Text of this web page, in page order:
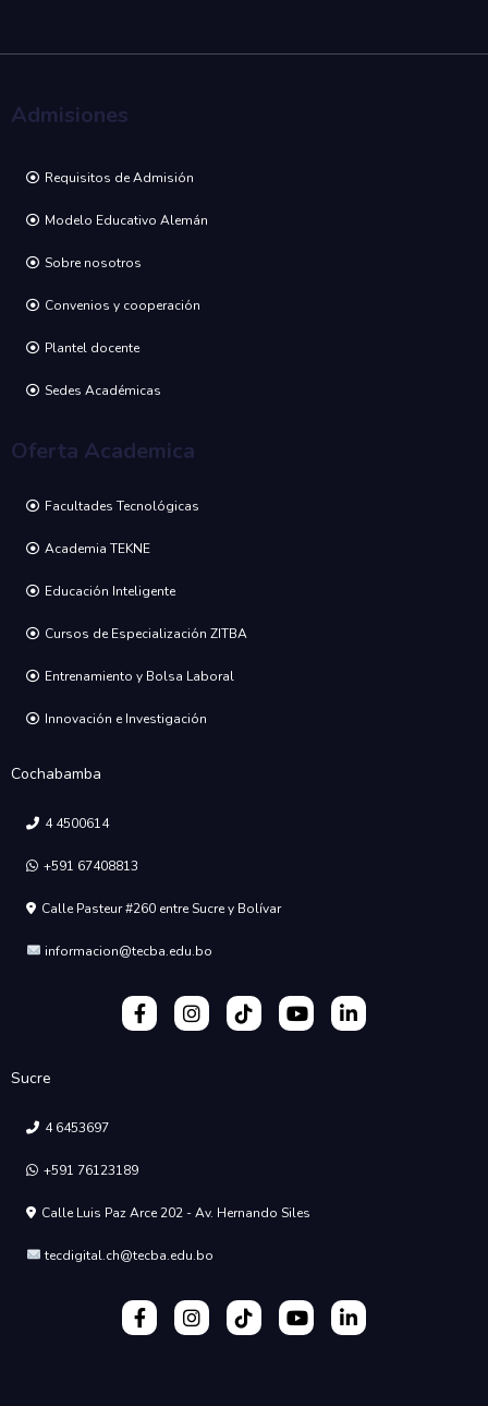
Admisiones
Requisitos de Admisión
Modelo Educativo Alemán
Sobre nosotros
Convenios y cooperación
Plantel docente
Sedes Académicas
Oferta Academica
Facultades Tecnológicas
Academia TEKNE
Educación Inteligente
Cursos de Especialización ZITBA
Entrenamiento y Bolsa Laboral
Innovación e Investigación
Cochabamba
4 4500614
+591 67408813
Calle Pasteur #260 entre Sucre y Bolívar
informacion@tecba.edu.bo
Sucre
4 6453697
+591 76123189
Calle Luis Paz Arce 202 - Av. Hernando Siles
tecdigital.ch@tecba.edu.bo